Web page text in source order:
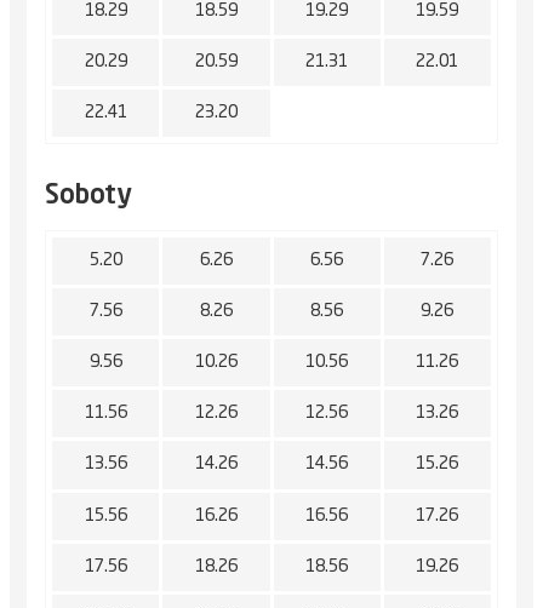
18.29 18.59 19.29 19.59
20.29 20.59 21.31 22.01
22.41 23.20
Soboty
5.20 6.26 6.56 7.26
7.56 8.26 8.56 9.26
9.56 10.26 10.56 11.26
11.56 12.26 12.56 13.26
13.56 14.26 14.56 15.26
15.56 16.26 16.56 17.26
17.56 18.26 18.56 19.26